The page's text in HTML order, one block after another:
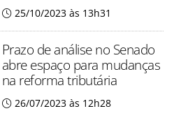
25/10/2023 às 13h31
Prazo de análise no Senado
abre espaço para mudanças
na reforma tributária
26/07/2023 às 12h28